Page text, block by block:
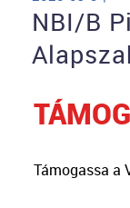
NBI/B
Támogassa a